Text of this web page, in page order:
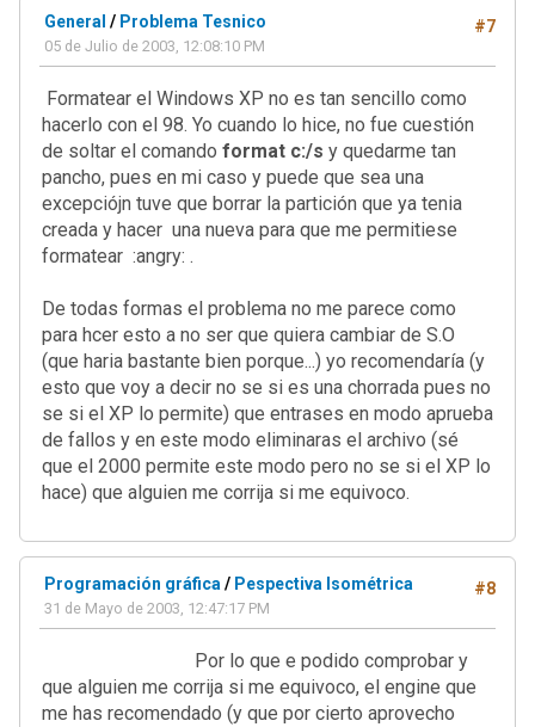
#7
General / Problema Tesnico
05 de Julio de 2003, 12:08:10 PM
Formatear el Windows XP no es tan sencillo como
hacerlo con el 98. Yo cuando lo hice, no fue cuestión
de soltar el comando format c:/s y quedarme tan
pancho, pues en mi caso y puede que sea una
excepciójn tuve que borrar la partición que ya tenia
creada y hacer una nueva para que me permitiese
formatear :angry: .
De todas formas el problema no me parece como
para hcer esto a no ser que quiera cambiar de S.O
(que haria bastante bien porque...) yo recomendaría (y
esto que voy a decir no se si es una chorrada pues no
se si el XP lo permite) que entrases en modo aprueba
de fallos y en este modo eliminaras el archivo (sé
que el 2000 permite este modo pero no se si el XP lo
hace) que alguien me corrija si me equivoco.
#8
Programación gráfica / Pespectiva Isométrica
31 de Mayo de 2003, 12:47:17 PM
Por lo que e podido comprobar y
que alguien me corrija si me equivoco, el engine que
me has recomendado (y que por cierto aprovecho